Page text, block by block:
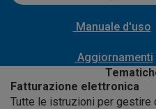
Manuale d'uso
Aggiornamenti
Fatturazione elettronica
Tutte le istruzioni per gestire